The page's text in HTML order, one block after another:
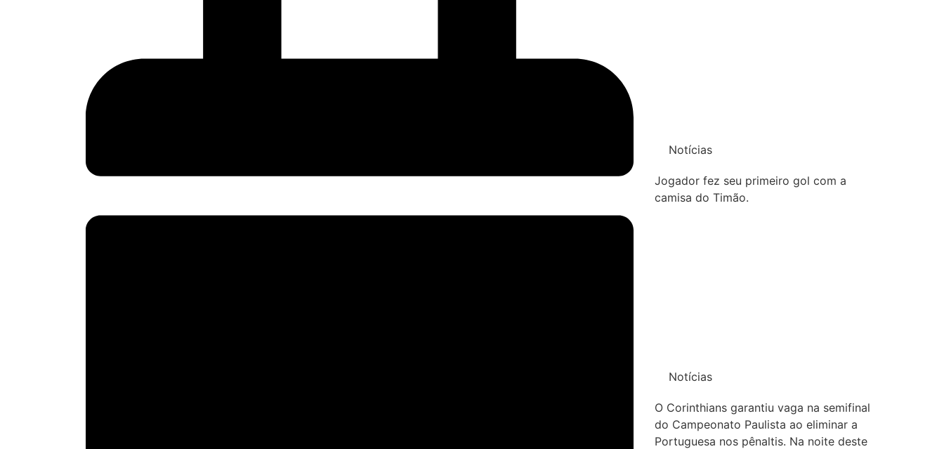
Notícias
Jogador fez seu primeiro gol com a
camisa do Timão.
Notícias
O Corinthians garantiu vaga na semifinal
do Campeonato Paulista ao eliminar a
Portuguesa nos pênaltis. Na noite deste